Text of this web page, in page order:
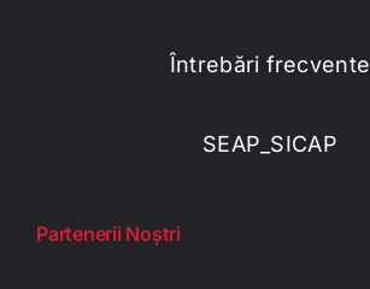
Întrebări frecvente
SEAP_SICAP
Partenerii Noștri